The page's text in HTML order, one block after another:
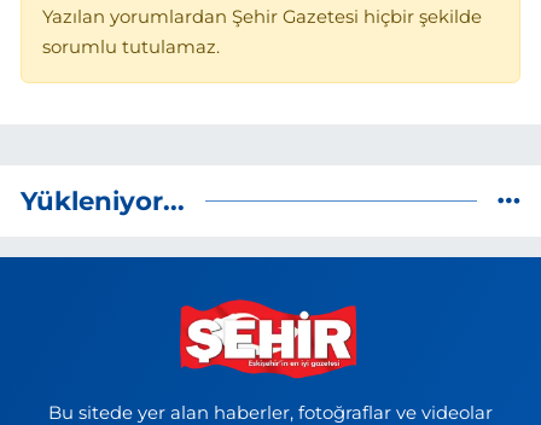
Yazılan yorumlardan Şehir Gazetesi hiçbir şekilde
sorumlu tutulamaz.
Yükleniyor...
Bu sitede yer alan haberler, fotoğraflar ve videolar